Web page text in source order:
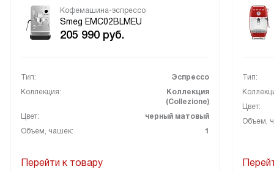
Кофемашина-эспрессо
Smeg EMC02BLMEU
205 990 руб.
Тип:
Эспрессо
Коллекция:
Коллекция
(Collezione)
Цвет:
черный матовый
Объем, чашек:
1
Перейти к товару
Тип:
Цвет:
Объем,